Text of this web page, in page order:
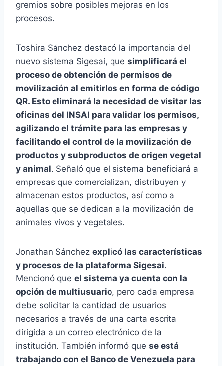
gremios sobre posibles mejoras en los
procesos.
Toshira Sánchez destacó la importancia del
nuevo sistema Sigesai, que simplificará el
proceso de obtención de permisos de
movilización al emitirlos en forma de código
QR. Esto eliminará la necesidad de visitar las
oficinas del INSAI para validar los permisos,
agilizando el trámite para las empresas y
facilitando el control de la movilización de
productos y subproductos de origen vegetal
y animal. Señaló que el sistema beneficiará a
empresas que comercializan, distribuyen y
almacenan estos productos, así como a
aquellas que se dedican a la movilización de
animales vivos y vegetales.
Jonathan Sánchez explicó las características
y procesos de la plataforma Sigesai.
Mencionó que el sistema ya cuenta con la
opción de multiusuario, pero cada empresa
debe solicitar la cantidad de usuarios
necesarios a través de una carta escrita
dirigida a un correo electrónico de la
institución. También informó que se está
trabajando con el Banco de Venezuela para